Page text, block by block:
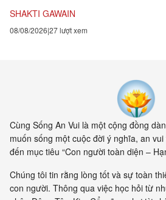
SHAKTI GAWAIN
08/08/2026 27 lượt xem
Cùng Sống An Vui là một cộng đồng
muốn sống một cuộc đời ý nghĩa, an
đến mục tiêu “Con người toàn diện –
Chúng tôi tin rằng lòng tốt và sự toàn
con người. Thông qua việc học hỏi từ